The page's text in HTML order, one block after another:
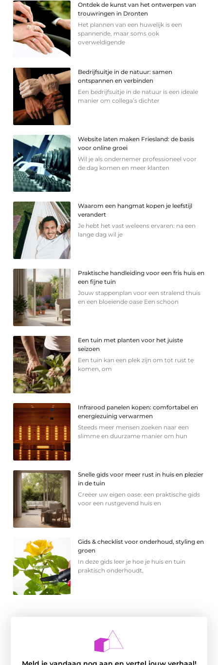
Ontdek de kunst van het ontwerpen van
trouwringen in Dronten
Het plannen van een huwelijk is een
spannende, maar soms ook
overweldigende
Bedrijfsuitje in de natuur: samen
ontspannen en verbinden
Een bedrijfsuitje in de natuur is een ideale
manier om collega’s dichter
Website laten maken Friesland: de basis
voor online groei
Wil je als ondernemer professioneel voor
de dag komen en meer klanten
Waarom een hangmat kopen je leefstijl
verandert
Je hebt het vast weleens ervaren: na een
lange dag wil je
Praktische handleiding voor een fris huis en
een fijne tuin
Jouw stappenplan voor een stralend thuis
en een bloeiende oase Een schoon
Een tuin met planten voor het juiste
seizoen
Een tuin kan een plek zijn om tot rust te
komen, om
Infrarood panelen kopen: comfortabel en
energiezuinig verwarmen
Steeds meer mensen zoeken naar een
slimme en duurzame manier om hun
Snelle gids voor meer rust in huis en plezier
in de tuin
Creëer uw eigen oase: een praktische gids
voor een rustgevend huis en
Gids & checklist voor onderhoud, styling en
groen
In deze gids leer je hoe je huis en tuin
praktisch onderhoudt,